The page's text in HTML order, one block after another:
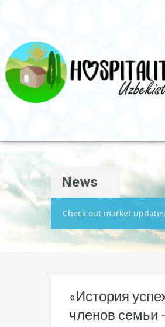
News
Check out market updates
«История
членов семьи